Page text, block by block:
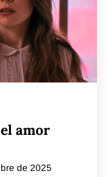
amor
de 2025